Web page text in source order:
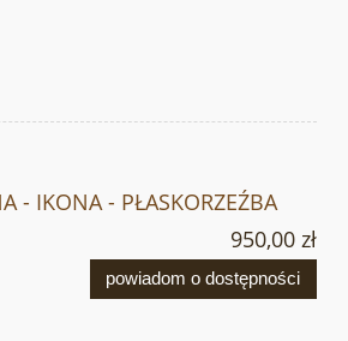
- IKONA - PŁASKORZEŹBA
950,00 zł
powiadom o dostępności